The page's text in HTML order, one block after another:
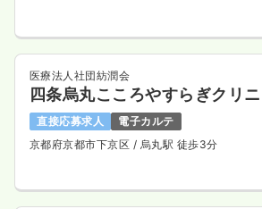
医療法人社団紡潤会
四条烏丸こころやすらぎクリ
直接応募求人
電子カルテ
京都府京都市下京区 / 烏丸駅 徒歩3分